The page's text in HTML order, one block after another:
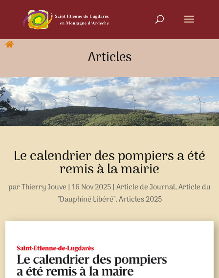
Articles
Le calendrier des pompiers a été
remis à la mairie
parThierry Jouve | 16 Nov 2025| Article de Journal,Article du
"Dauphiné Libéré",Articles 2025